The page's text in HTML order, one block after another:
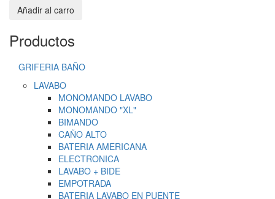
Productos
GRIFERIA BAÑO
LAVABO
MONOMANDO LAVABO
MONOMANDO "XL"
BIMANDO
CAÑO ALTO
BATERIA AMERICANA
ELECTRONICA
LAVABO + BIDE
EMPOTRADA
BATERIA LAVABO EN PUENTE